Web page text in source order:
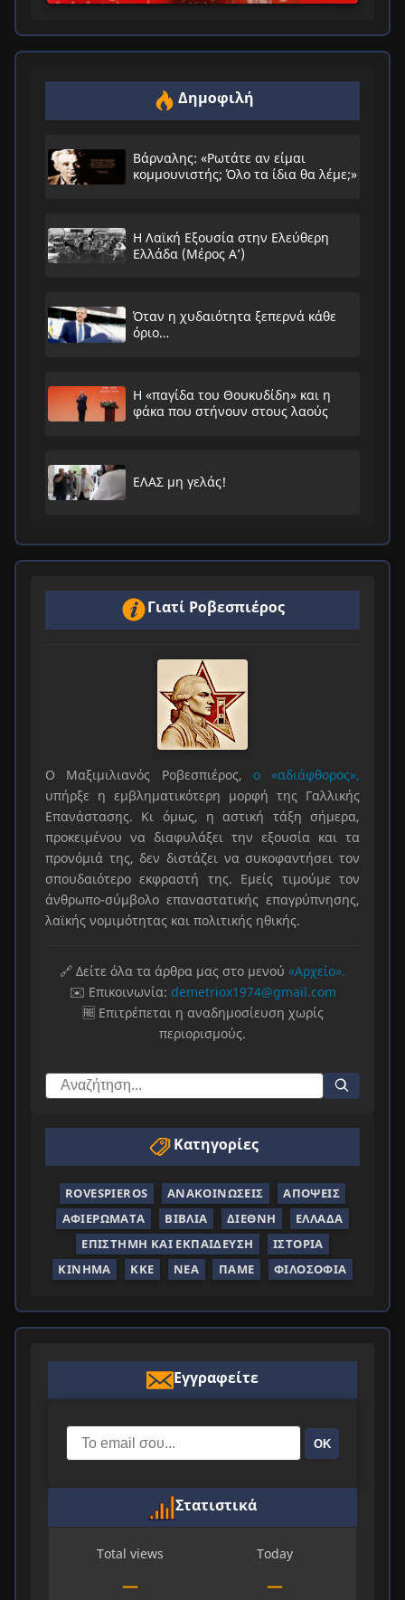
Δημοφιλή
Βάρναλης: «Ρωτάτε αν είμαι
κομμουνιστής; Όλο τα ίδια θα λέμε;»
Η Λαϊκή Εξουσία στην Ελεύθερη
Ελλάδα (Μέρος Α’)
Όταν η χυδαιότητα ξεπερνά κάθε
όριο…
Η «παγίδα του Θουκυδίδη» και η
φάκα που στήνουν στους λαούς
ΕΛΑΣ μη γελάς!
Γιατί Ροβεσπιέρος
Ο Μαξιμιλιανός Ροβεσπιέρος, ο «αδιάφθορος»,
υπήρξε η εμβληματικότερη μορφή της Γαλλικής
Επανάστασης. Κι όμως, η αστική τάξη σήμερα,
προκειμένου να διαφυλάξει την εξουσία και τα
προνόμιά της, δεν διστάζει να συκοφαντήσει τον
σπουδαιότερο εκφραστή της. Εμείς τιμούμε τον
άνθρωπο-σύμβολο επαναστατικής επαγρύπνησης,
λαϊκής νομιμότητας και πολιτικής ηθικής.
🔗 Δείτε όλα τα άρθρα μας στο μενού «Αρχείο».
✉️ Επικοινωνία: demetriox1974@gmail.com
🆓 Επιτρέπεται η αναδημοσίευση χωρίς
περιορισμούς.
Κατηγορίες
ROVESPIEROS ΑΝΑΚΟΙΝΏΣΕΙΣ
ΑΠΌΨΕΙΣ
ΑΦΙΕΡΏΜΑΤΑ
ΒΙΒΛΊΑ ΔΙΕΘΝΉ
ΕΛΛΆΔΑ
ΕΠΙΣΤΉΜΗ ΚΑΙ ΕΚΠΑΊΔΕΥΣΗ
ΙΣΤΟΡΊΑ
ΚΊΝΗΜΑ
ΚΚΕ ΝΈΑ ΠΑΜΕ ΦΙΛΟΣΟΦΊΑ
Εγγραφείτε
ΟΚ
Στατιστικά
Total views
—
Today
—